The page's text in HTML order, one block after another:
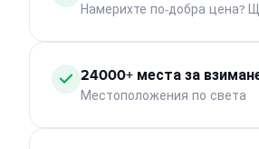
Намерихте по-добра цена?
24000+ места за
Местоположения по света